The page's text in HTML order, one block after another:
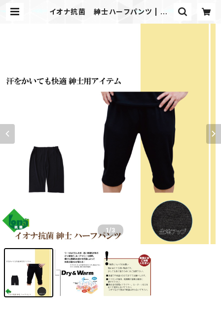
イオナ抗菌 紳士ハーフパンツ | KS
1 /3